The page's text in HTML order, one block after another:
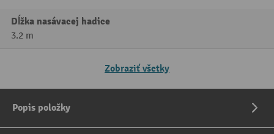
Dĺžka nasávacej hadice
3.2 m
Zobraziť všetky
Popis položky